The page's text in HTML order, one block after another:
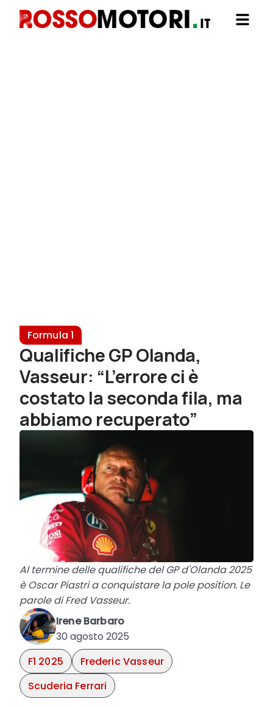
Formula 1
Qualifiche GP Olanda,
Vasseur: “L’errore ci è
costato la seconda fila, ma
abbiamo recuperato”
Al termine delle qualifiche del GP d'Olanda 2025
è Oscar Piastri a conquistare la pole position. Le
parole di Fred Vasseur.
Irene Barbaro
30 agosto 2025
F1 2025
Frederic Vasseur
Scuderia Ferrari